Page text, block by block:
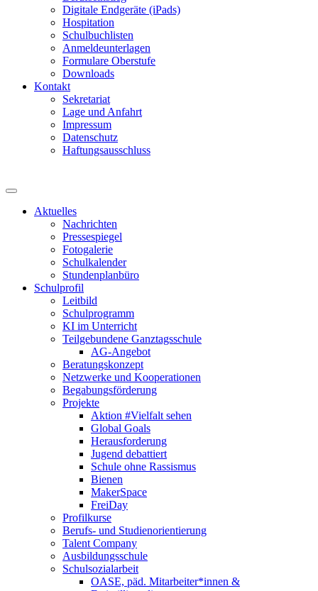
Digitale Endgeräte (iPads)
Hospitation
Schulbuchlisten
Anmeldeunterlagen
Formulare Oberstufe
Downloads
Kontakt
Sekretariat
Lage und Anfahrt
Impressum
Datenschutz
Haftungsausschluss
Aktuelles
Nachrichten
Pressespiegel
Fotogalerie
Schulkalender
Stundenplanbüro
Schulprofil
Leitbild
Schulprogramm
KI im Unterricht
Teilgebundene Ganztagsschule
AG-Angebot
Beratungskonzept
Netzwerke und Kooperationen
Begabungsförderung
Projekte
Aktion #Vielfalt sehen
Global Goals
Herausforderung
Jugend debattiert
Schule ohne Rassismus
Bienen
MakerSpace
FreiDay
Profilkurse
Berufs- und Studienorientierung
Talent Company
Ausbildungsschule
Schulsozialarbeit
OASE, päd. Mitarbeiter*innen &